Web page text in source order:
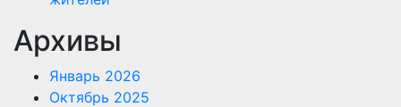
Архивы
Январь 2026
Октябрь 2025